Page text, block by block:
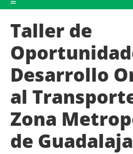
Taller de
Desarrollo
al
Zona
de